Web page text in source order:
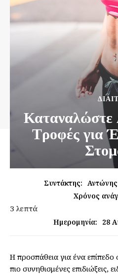
Καταναλώστε
Τροφές για
Συντάκτης:
Χρόνος
3 λεπτά
Ημερομηνία: 28
Η προσπάθεια για ένα επίπεδο
πιο συνηθισμένες επιδιώξεις,